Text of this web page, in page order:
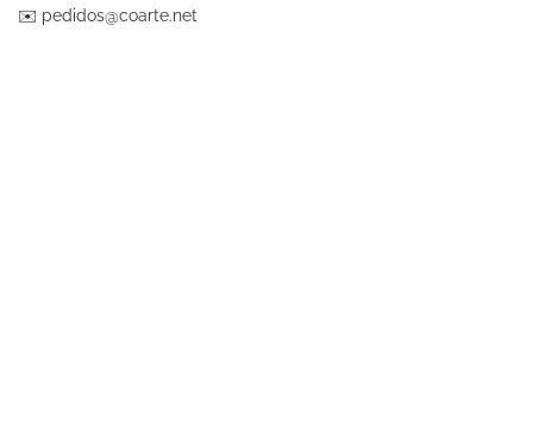
✉️ pedidos@coarte.net